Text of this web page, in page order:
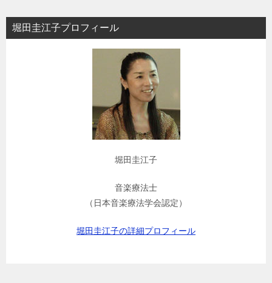
ン
堀田圭江子プロフィール
堀田圭江子
音楽療法士
（日本音楽療法学会認定）
堀田圭江子の詳細プロフィール